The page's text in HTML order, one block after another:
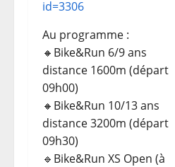
id=3306
Au programme :
🔸Bike&Run 6/9 ans
distance 1600m (départ
09h00)
🔸Bike&Run 10/13 ans
distance 3200m (départ
09h30)
🔹Bike&Run XS Open (à